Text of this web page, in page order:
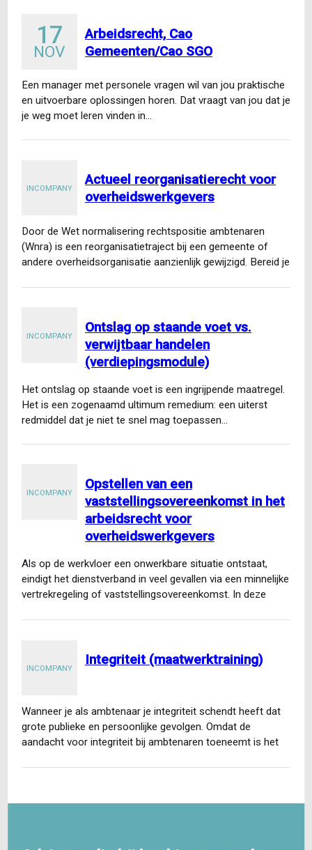
17
NOV
Arbeidsrecht, Cao
Gemeenten/Cao SGO
Een manager met personele vragen wil van jou praktische
en uitvoerbare oplossingen horen. Dat vraagt van jou dat je
je weg moet leren vinden in…
INCOMPANY
Actueel reorganisatierecht voor
overheidswerkgevers
Door de Wet normalisering rechtspositie ambtenaren
(Wnra) is een reorganisatietraject bij een gemeente of
andere overheidsorganisatie aanzienlijk gewijzigd. Bereid je
INCOMPANY
Ontslag op staande voet vs.
verwijtbaar handelen
(verdiepingsmodule)
Het ontslag op staande voet is een ingrijpende maatregel.
Het is een zogenaamd ultimum remedium: een uiterst
redmiddel dat je niet te snel mag toepassen…
INCOMPANY
Opstellen van een
vaststellingsovereenkomst in het
arbeidsrecht voor
overheidswerkgevers
Als op de werkvloer een onwerkbare situatie ontstaat,
eindigt het dienstverband in veel gevallen via een minnelijke
vertrekregeling of vaststellingsovereenkomst. In deze
INCOMPANY
Integriteit (maatwerktraining)
Wanneer je als ambtenaar je integriteit schendt heeft dat
grote publieke en persoonlijke gevolgen. Omdat de
aandacht voor integriteit bij ambtenaren toeneemt is het